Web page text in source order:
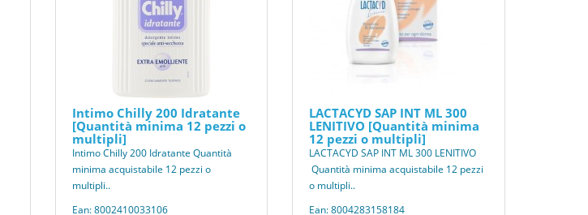
Intimo Chilly 200 Idratante
[Quantità minima 12 pezzi o
multipli]
Intimo Chilly 200 Idratante Quantità
minima acquistabile 12 pezzi o
multipli..
Ean: 8002410033106
LACTACYD SAP INT ML 300
LENITIVO [Quantità minima
12 pezzi o multipli]
LACTACYD SAP INT ML 300 LENITIVO
Quantità minima acquistabile 12 pezzi
o multipli..
Ean: 8004283158184